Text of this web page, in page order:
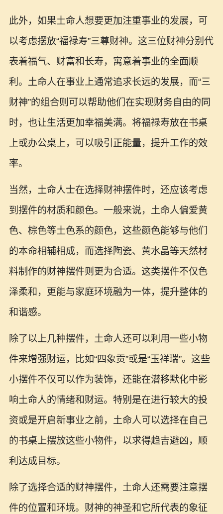
此外，如果土命人想要更加注重事业的发展，可
以考虑摆放“福禄寿”三尊财神。这三位财神分别代
表着福气、财富和长寿，寓意着事业的全面顺
利。土命人在事业上通常追求长远的发展，而“三
财神”的组合则可以帮助他们在实现财务自由的同
时，也让生活更加幸福美满。将福禄寿放在书桌
上或办公桌上，可以吸引正能量，提升工作的效
率。
当然，土命人士在选择财神摆件时，还应该考虑
到摆件的材质和颜色。一般来说，土命人偏爱黄
色、棕色等土色系的颜色，这些颜色能够与他们
的本命相辅相成，而选择陶瓷、黄水晶等天然材
料制作的财神摆件则更为合适。这类摆件不仅色
泽柔和，更能与家庭环境融为一体，提升整体的
和谐感。
除了以上几种摆件，土命人还可以利用一些小物
件来增强财运，比如“四象贡”或是“玉祥瑞”。这些
小摆件不仅可以作为装饰，还能在潜移默化中影
响土命人的情绪和财运。特别是在进行较大的投
资或是开启新事业之前，土命人可以选择在自己
的书桌上摆放这些小物件，以求得趋吉避凶，顺
利达成目标。
除了选择合适的财神摆件，土命人还需要注意摆
件的位置和环境。财神的神圣和它所代表的象征